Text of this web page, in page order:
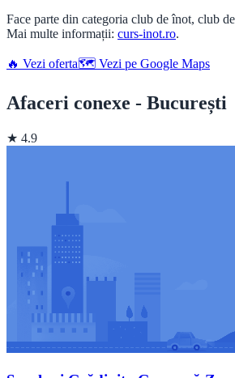
Face parte din categoria club de înot, club
Mai multe informații: curs-inot.ro.
🔥 Vezi oferta🗺️ Vezi pe Google Maps
Afaceri conexe - București
★ 4.9